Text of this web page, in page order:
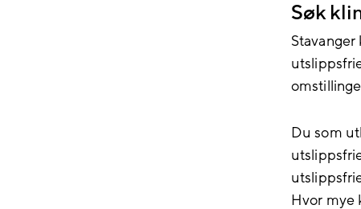
Søk
Du som
Hvor mye